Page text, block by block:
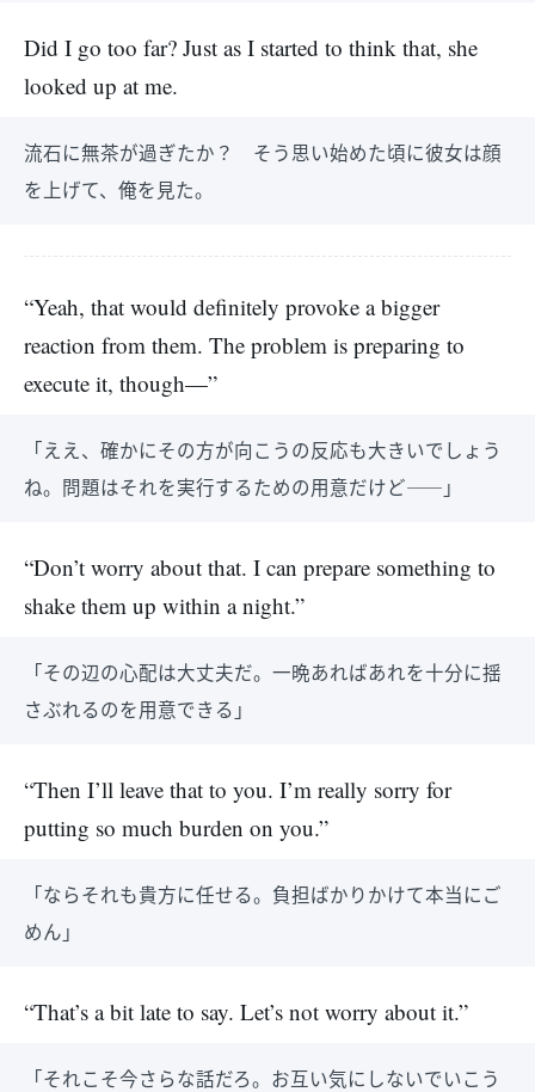
Did I go too far? Just as I started to think that, she
looked up at me.
流石に無茶が過ぎたか？ そう思い始めた頃に彼女は顔
を上げて、俺を見た。
“Yeah, that would definitely provoke a bigger
reaction from them. The problem is preparing to
execute it, though—”
「ええ、確かにその方が向こうの反応も大きいでしょう
ね。問題はそれを実行するための用意だけど――」
“Don’t worry about that. I can prepare something to
shake them up within a night.”
「その辺の心配は大丈夫だ。一晩あればあれを十分に揺
さぶれるのを用意できる」
“Then I’ll leave that to you. I’m really sorry for
putting so much burden on you.”
「ならそれも貴方に任せる。負担ばかりかけて本当にご
めん」
“That’s a bit late to say. Let’s not worry about it.”
「それこそ今さらな話だろ。お互い気にしないでいこう